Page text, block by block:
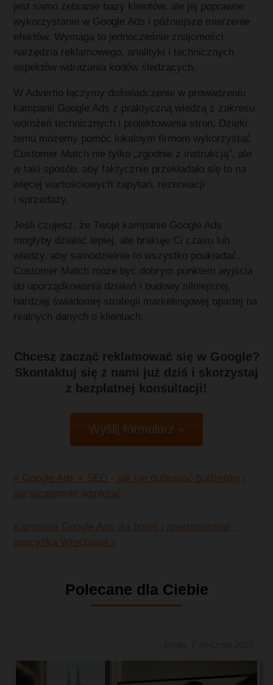
jest samo zebranie bazy klientów, ale jej poprawne
wykorzystanie w Google Ads i późniejsze mierzenie
efektów. Wymaga to jednocześnie znajomości
narzędzia reklamowego, analityki i technicznych
aspektów wdrażania kodów śledzących.
W Advertio łączymy doświadczenie w prowadzeniu
kampanii Google Ads z praktyczną wiedzą z zakresu
wdrożeń technicznych i projektowania stron. Dzięki
temu możemy pomóc lokalnym firmom wykorzystać
Customer Match nie tylko „zgodnie z instrukcją”, ale
w taki sposób, aby faktycznie przekładało się to na
więcej wartościowych zapytań, rezerwacji
i sprzedaży.
Jeśli czujesz, że Twoje kampanie Google Ads
mogłyby działać lepiej, ale brakuje Ci czasu lub
wiedzy, aby samodzielnie to wszystko poukładać,
Customer Match może być dobrym punktem wyjścia
do uporządkowania działań i budowy silniejszej,
bardziej świadomej strategii marketingowej opartej na
realnych danych o klientach.
Chcesz zacząć reklamować się w Google?
Skontaktuj się z nami już dziś i skorzystaj
z bezpłatnej konsultacji!
Wyślij formularz »
« Google Ads + SEO - jak nie dublować budżetów i
się wzajemnie wspierać
Kampanie Google Ads dla hoteli i apartamentów -
specyfika Wrocławia »
Polecane dla Ciebie